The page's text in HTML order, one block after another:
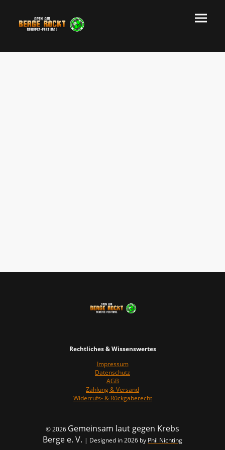
Rechtliches & Wissenswertes
Impressum
Datenschutz
AGB
Zahlung & Versand
Widerrufs- & Rückgaberecht
© 2026 Gemeinsam laut gegen Krebs
Berge e. V. | Designed in 2026 by Phil Nichting